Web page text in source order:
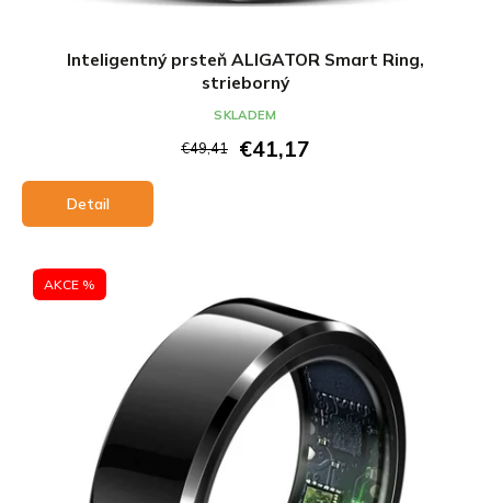
Inteligentný prsteň ALIGATOR Smart Ring,
strieborný
€49,41 €41,17
Detail
SKLADEM
AKCE %